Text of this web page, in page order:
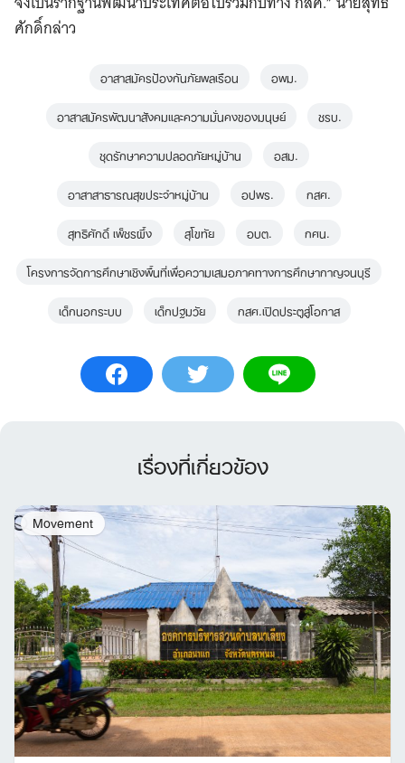
ศักดิ์กล่าว
อาสาสมัครป้องกันภัยพลเรือน
อพม.
อาสาสมัครพัฒนาสังคมและความมั่นคงของมนุษย์
ชรบ.
ชุดรักษาความปลอดภัยหมู่บ้าน
อสม.
อาสาสาธารณสุขประจำหมู่บ้าน
อปพร.
กสศ.
สุทธิศักดิ์ เพ็ชรผึ้ง
สุโขทัย อบต.
กศน.
โครงการจัดการศึกษาเชิงพื้นที่เพื่อความเสมอภาคทางการศึกษากาญจนบุรี
เด็กนอกระบบ
เด็กปฐมวัย กสศ.เปิดประตูสู่โอกาส
เรื่องที่เกี่ยวข้อง
Movement